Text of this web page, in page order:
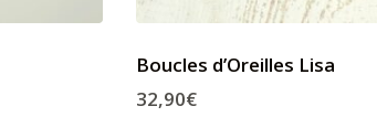
Boucles d’Oreilles Lisa
32,90€